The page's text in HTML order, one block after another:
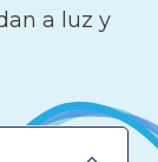
a luz y